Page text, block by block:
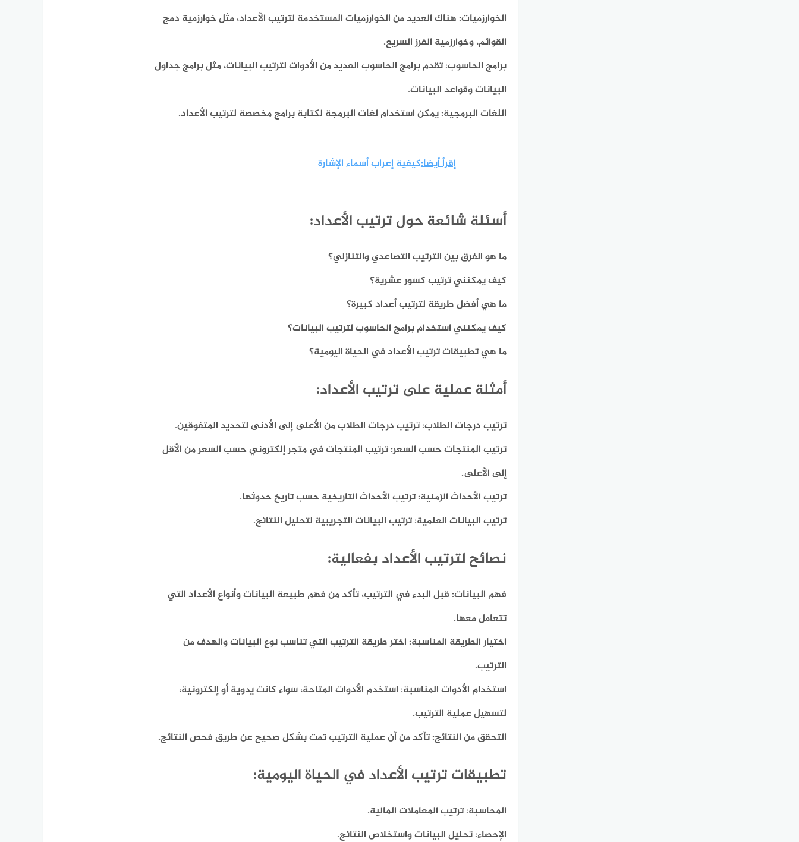
الخوارزميات: هناك العديد من الخوارزميات المستخدمة لترتيب الأعداد، مثل خوارزمية دمج
القوائم، وخوارزمية الفرز السريع.
برامج الحاسوب:تقدم برامج الحاسوب العديد من الأدوات لترتيب البيانات، مثل برامج جداول
البيانات وقواعد البيانات.
اللغات البرمجية:يمكن استخدام لغات البرمجة لكتابة برامج مخصصة لترتيب الأعداد.
إقرأ أيضا:كيفية إعراب أسماء الإشارة
أسئلة شائعة حول ترتيب الأعداد:
ما هو الفرق بين الترتيب التصاعدي والتنازلي؟
كيف يمكنني ترتيب كسور عشرية؟
ما هي أفضل طريقة لترتيب أعداد كبيرة؟
كيف يمكنني استخدام برامج الحاسوب لترتيب البيانات؟
ما هي تطبيقات ترتيب الأعداد في الحياة اليومية؟
أمثلة عملية على ترتيب الأعداد:
ترتيب درجات الطلاب:ترتيب درجات الطلاب من الأعلى إلى الأدنى لتحديد المتفوقين.
ترتيب المنتجات حسب السعر:ترتيب المنتجات في متجر إلكتروني حسب السعر من الأقل
إلى الأعلى.
ترتيب الأحداث الزمنية:ترتيب الأحداث التاريخية حسب تاريخ حدوثها.
ترتيب البيانات العلمية:ترتيب البيانات التجريبية لتحليل النتائج.
نصائح لترتيب الأعداد بفعالية:
فهم البيانات: قبل البدء في الترتيب، تأكد من فهم طبيعة البيانات وأنواع الأعداد التي
تتعامل معها.
اختيار الطريقة المناسبة: اختر طريقة الترتيب التي تناسب نوع البيانات والهدف من
الترتيب.
استخدام الأدوات المناسبة: استخدم الأدوات المتاحة، سواء كانت يدوية أو إلكترونية،
لتسهيل عملية الترتيب.
التحقق من النتائج:تأكد من أن عملية الترتيب تمت بشكل صحيح عن طريق فحص النتائج.
تطبيقات ترتيب الأعداد في الحياة اليومية:
المحاسبة:ترتيب المعاملات المالية.
الإحصاء:تحليل البيانات واستخلاص النتائج.